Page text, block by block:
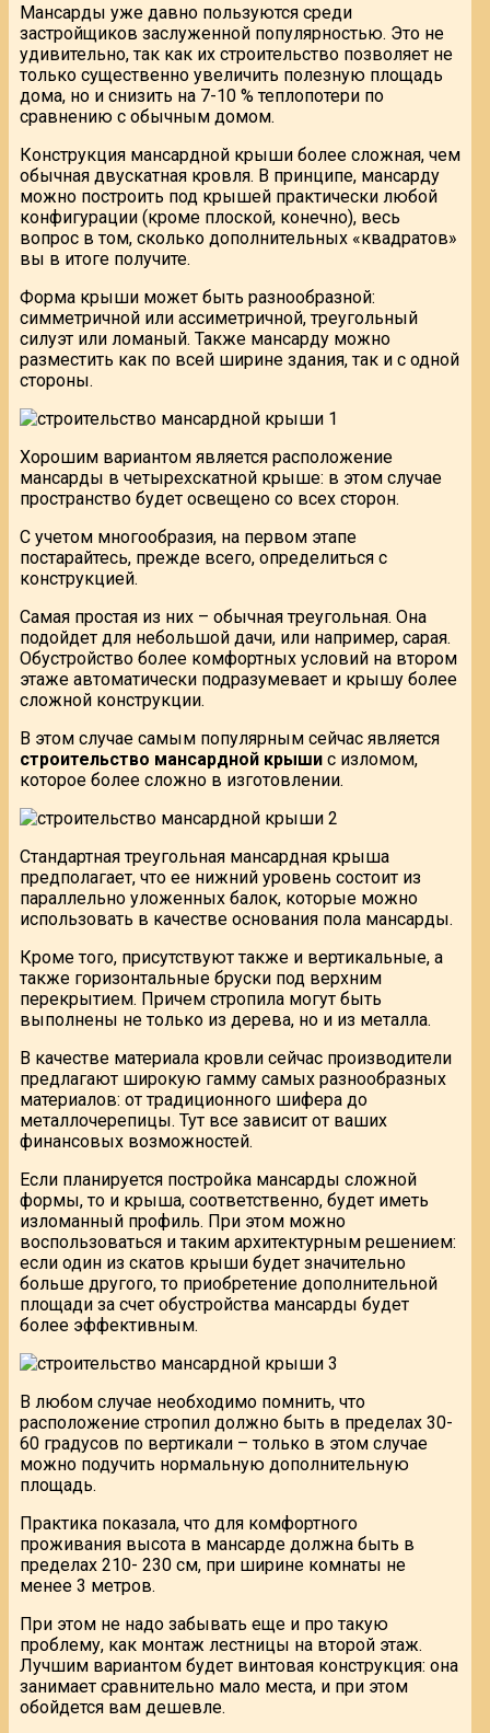
Мансарды уже давно пользуются среди
застройщиков заслуженной популярностью. Это не
удивительно, так как их строительство позволяет не
только существенно увеличить полезную площадь
дома, но и снизить на 7-10 % теплопотери по
сравнению с обычным домом.
Конструкция мансардной крыши более сложная, чем
обычная двускатная кровля. В принципе, мансарду
можно построить под крышей практически любой
конфигурации (кроме плоской, конечно), весь
вопрос в том, сколько дополнительных «квадратов»
вы в итоге получите.
Форма крыши может быть разнообразной:
симметричной или ассиметричной, треугольный
силуэт или ломаный. Также мансарду можно
разместить как по всей ширине здания, так и с одной
стороны.
Хорошим вариантом является расположение
мансарды в четырехскатной крыше: в этом случае
пространство будет освещено со всех сторон.
С учетом многообразия, на первом этапе
постарайтесь, прежде всего, определиться с
конструкцией.
Самая простая из них – обычная треугольная. Она
подойдет для небольшой дачи, или например, сарая.
Обустройство более комфортных условий на втором
этаже автоматически подразумевает и крышу более
сложной конструкции.
В этом случае самым популярным сейчас является
строительство мансардной крыши с изломом,
которое более сложно в изготовлении.
Стандартная треугольная мансардная крыша
предполагает, что ее нижний уровень состоит из
параллельно уложенных балок, которые можно
использовать в качестве основания пола мансарды.
Кроме того, присутствуют также и вертикальные, а
также горизонтальные бруски под верхним
перекрытием. Причем стропила могут быть
выполнены не только из дерева, но и из металла.
В качестве материала кровли сейчас производители
предлагают широкую гамму самых разнообразных
материалов: от традиционного шифера до
металлочерепицы. Тут все зависит от ваших
финансовых возможностей.
Если планируется постройка мансарды сложной
формы, то и крыша, соответственно, будет иметь
изломанный профиль. При этом можно
воспользоваться и таким архитектурным решением:
если один из скатов крыши будет значительно
больше другого, то приобретение дополнительной
площади за счет обустройства мансарды будет
более эффективным.
В любом случае необходимо помнить, что
расположение стропил должно быть в пределах 30-
60 градусов по вертикали – только в этом случае
можно подучить нормальную дополнительную
площадь.
Практика показала, что для комфортного
проживания высота в мансарде должна быть в
пределах 210- 230 см, при ширине комнаты не
менее 3 метров.
При этом не надо забывать еще и про такую
проблему, как монтаж лестницы на второй этаж.
Лучшим вариантом будет винтовая конструкция: она
занимает сравнительно мало места, и при этом
обойдется вам дешевле.